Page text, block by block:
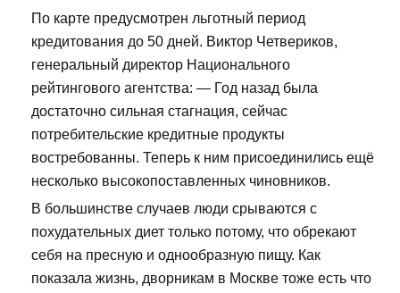
По карте предусмотрен льготный период
кредитования до 50 дней. Виктор Четвериков,
генеральный директор Национального
рейтингового агентства: — Год назад была
достаточно сильная стагнация, сейчас
потребительские кредитные продукты
востребованны. Теперь к ним присоединились ещё
несколько высокопоставленных чиновников.
В большинстве случаев люди срываются с
похудательных диет только потому, что обрекают
себя на пресную и однообразную пищу. Как
показала жизнь, дворникам в Москве тоже есть что